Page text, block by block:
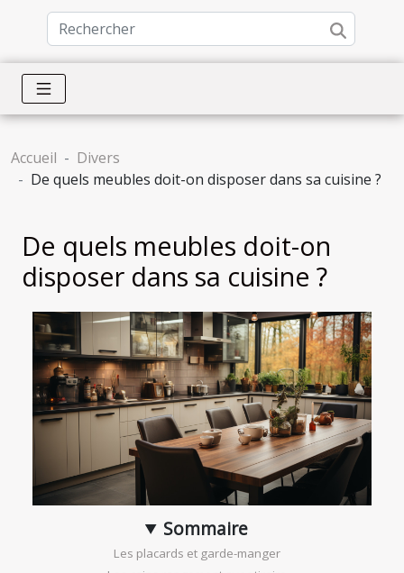
Accueil
Divers
De quels meubles doit-on disposer dans sa cuisine ?
De quels meubles doit-on
disposer dans sa cuisine ?
Sommaire
Les placards et garde-manger